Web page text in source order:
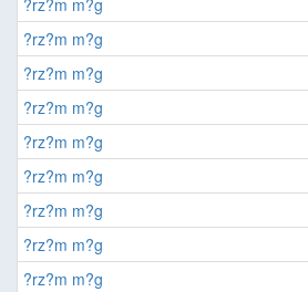
?rz?m m?g
?rz?m m?g
?rz?m m?g
?rz?m m?g
?rz?m m?g
?rz?m m?g
?rz?m m?g
?rz?m m?g
?rz?m m?g